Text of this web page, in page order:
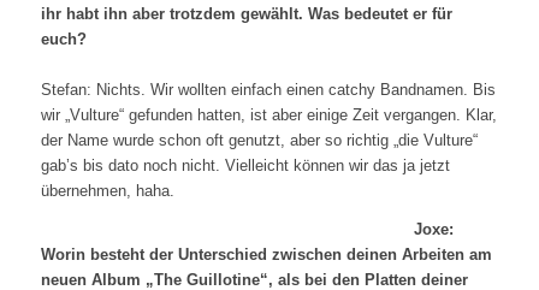
ihr habt ihn aber trotzdem gewählt. Was bedeutet er für
euch?
Stefan: Nichts. Wir wollten einfach einen catchy Bandnamen. Bis
wir „Vulture“ gefunden hatten, ist aber einige Zeit vergangen. Klar,
der Name wurde schon oft genutzt, aber so richtig „die Vulture“
gab’s bis dato noch nicht. Vielleicht können wir das ja jetzt
übernehmen, haha.
Joxe:
Worin besteht der Unterschied zwischen deinen Arbeiten am
neuen Album „The Guillotine“, als bei den Platten deiner